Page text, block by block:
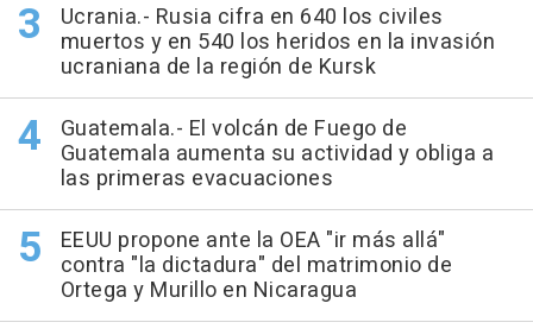
Ucrania.- Rusia cifra en 640 los civiles
muertos y en 540 los heridos en la invasión
ucraniana de la región de Kursk
Guatemala.- El volcán de Fuego de
Guatemala aumenta su actividad y obliga a
las primeras evacuaciones
EEUU propone ante la OEA "ir más allá"
contra "la dictadura" del matrimonio de
Ortega y Murillo en Nicaragua